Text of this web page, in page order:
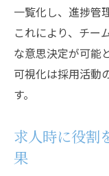
一覧化し、進捗管
これにより、チー
な意思決定が可能
可視化は採用活動
す。
求人時に役割
果